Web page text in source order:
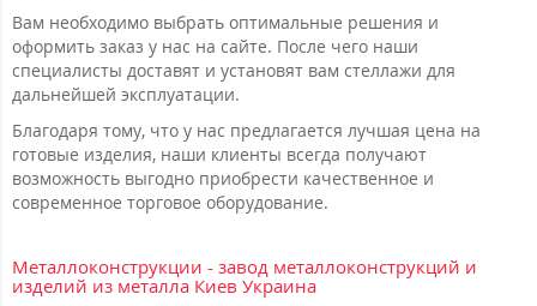
Вам необходимо выбрать оптимальные решения и
оформить заказ у нас на сайте. После чего наши
специалисты доставят и установят вам стеллажи для
дальнейшей эксплуатации.
Благодаря тому, что у нас предлагается лучшая цена на
готовые изделия, наши клиенты всегда получают
возможность выгодно приобрести качественное и
современное торговое оборудование.
Металлоконструкции - завод металлоконструкций и
изделий из металла Киев Украина